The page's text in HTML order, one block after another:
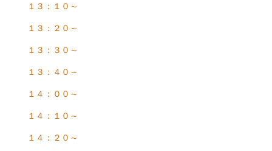
１３：１０～
１３：２０～
１３：３０～
１３：４０～
１４：００～
１４：１０～
１４：２０～